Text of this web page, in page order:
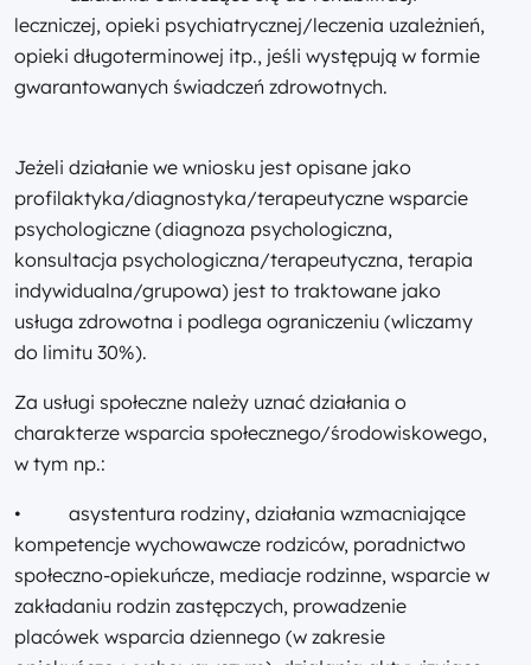
leczniczej, opieki psychiatrycznej/leczenia uzależnień,
opieki długoterminowej itp., jeśli występują w formie
gwarantowanych świadczeń zdrowotnych.
Jeżeli działanie we wniosku jest opisane jako
profilaktyka/diagnostyka/terapeutyczne wsparcie
psychologiczne (diagnoza psychologiczna,
konsultacja psychologiczna/terapeutyczna, terapia
indywidualna/grupowa) jest to traktowane jako
usługa zdrowotna i podlega ograniczeniu (wliczamy
do limitu 30%).
Za usługi społeczne należy uznać działania o
charakterze wsparcia społecznego/środowiskowego,
w tym np.:
• asystentura rodziny, działania wzmacniające
kompetencje wychowawcze rodziców, poradnictwo
społeczno-opiekuńcze, mediacje rodzinne, wsparcie w
zakładaniu rodzin zastępczych, prowadzenie
placówek wsparcia dziennego (w zakresie